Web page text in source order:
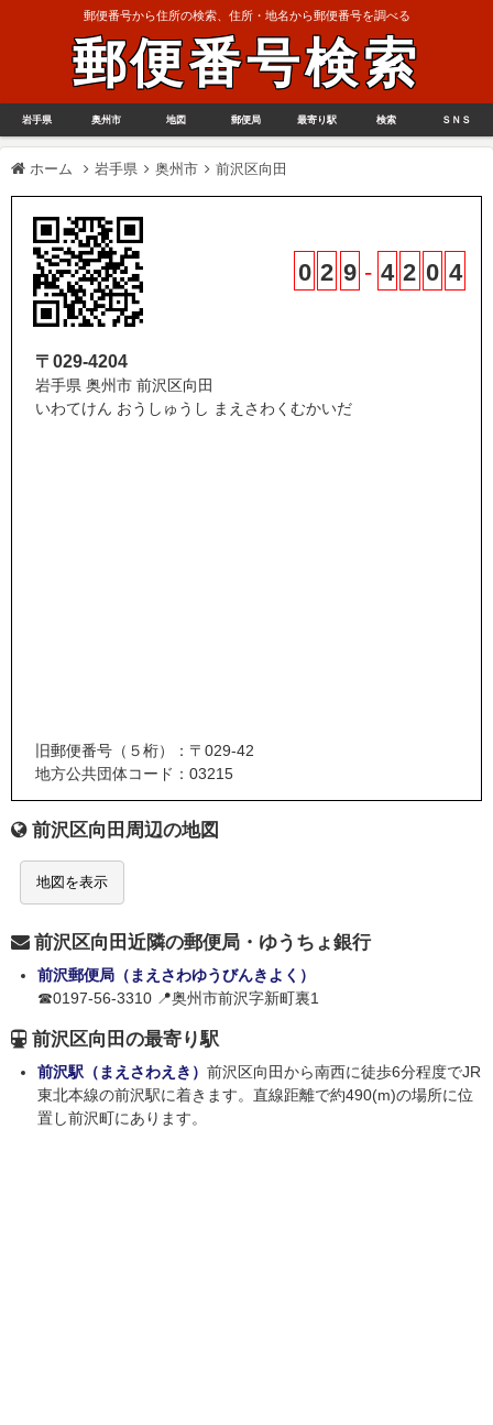
郵便番号から住所の検索、住所・地名から郵便番号を調べる
郵便番号検索
岩手県 奥州市 地図 郵便局 最寄り駅 検索 ＳＮＳ
ホーム 岩手県 奥州市 前沢区向田
0 2 9 - 4 2 0 4
〒029-4204
岩手県 奥州市 前沢区向田
いわてけん おうしゅうし まえさわくむかいだ
旧郵便番号（５桁）：〒029-42
地方公共団体コード：03215
前沢区向田周辺の地図
地図を表示
前沢区向田近隣の郵便局・ゆうちょ銀行
前沢郵便局（まえさわゆうびんきよく）
☎0197-56-3310 📍奥州市前沢字新町裏1
前沢区向田の最寄り駅
前沢駅（まえさわえき） 前沢区向田から南西に徒歩6分程度でJR
東北本線の前沢駅に着きます。直線距離で約490(m)の場所に位
置し前沢町にあります。